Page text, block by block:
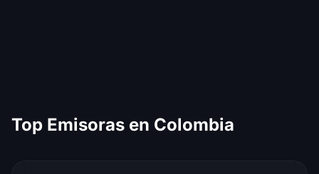
Top Emisoras en Colombia